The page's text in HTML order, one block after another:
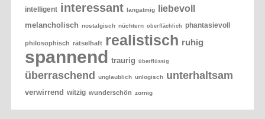
intelligent interessant langatmig liebevoll
melancholisch nostalgisch nüchtern oberflächlich phantasievoll
philosophisch rätselhaft realistisch ruhig
spannend traurig überflüssig
überraschend unglaublich unlogisch unterhaltsam
verwirrend witzig wunderschön zornig